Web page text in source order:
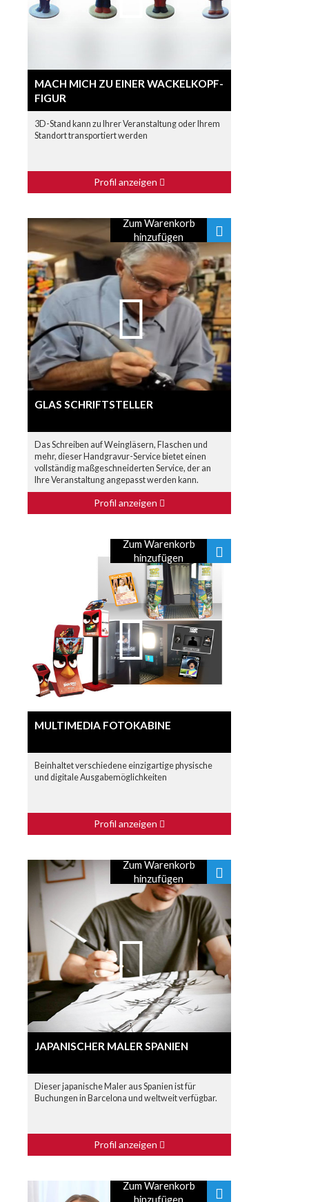
MACH MICH ZU EINER WACKELKOPF-
FIGUR
3D-Stand kann zu Ihrer Veranstaltung oder Ihrem
Standort transportiert werden
Profil anzeigen
Zum Warenkorb
hinzufügen
GLAS SCHRIFTSTELLER
Das Schreiben auf Weingläsern, Flaschen und
mehr, dieser Handgravur-Service bietet einen
vollständig maßgeschneiderten Service, der an
Ihre Veranstaltung angepasst werden kann.
Profil anzeigen
Zum Warenkorb
hinzufügen
MULTIMEDIA FOTOKABINE
Beinhaltet verschiedene einzigartige physische
und digitale Ausgabemöglichkeiten
Profil anzeigen
Zum Warenkorb
hinzufügen
JAPANISCHER MALER SPANIEN
Dieser japanische Maler aus Spanien ist für
Buchungen in Barcelona und weltweit verfügbar.
Profil anzeigen
Zum Warenkorb
hinzufügen